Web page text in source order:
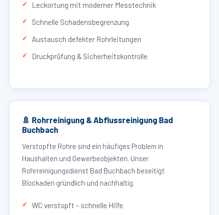
Leckortung mit moderner Messtechnik
Schnelle Schadensbegrenzung
Austausch defekter Rohrleitungen
Druckprüfung & Sicherheitskontrolle
🚿 Rohrreinigung & Abflussreinigung Bad
Buchbach
Verstopfte Rohre sind ein häufiges Problem in
Haushalten und Gewerbeobjekten. Unser
Rohrreinigungsdienst Bad Buchbach beseitigt
Blockaden gründlich und nachhaltig.
WC verstopft – schnelle Hilfe